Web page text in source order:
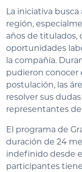
La iniciativa
región,
años de titulados,
oportunidades
la compañía.
pudieron conocer
postulación, las
resolver sus
representantes
El programa de
duración de 24
indefinido desde
participantes